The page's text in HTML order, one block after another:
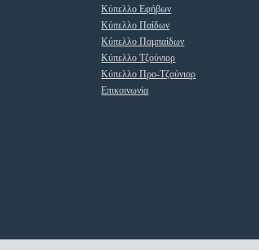
Κύπελλο Εφήβων
Κύπελλο Παίδων
Κύπελλο Παμπαίδων
Κύπελλο Τζούνιορ
Κύπελλο Προ-Τζούνιορ
Επικοινωνία